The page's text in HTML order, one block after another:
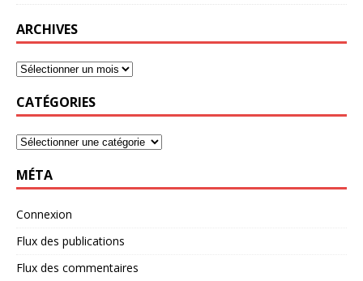
ARCHIVES
CATÉGORIES
MÉTA
Connexion
Flux des publications
Flux des commentaires